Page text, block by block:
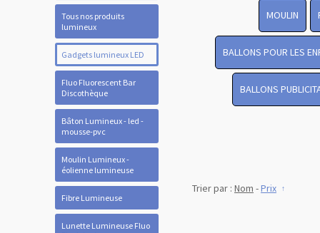
Tous nos produits
lumineux
Gadgets lumineux LED
Fluo Fluorescent Bar
Discothèque
Bâton Lumineux - led -
mousse-pvc
Moulin Lumineux -
éolienne lumineuse
Fibre Lumineuse
Lunette Lumineuse Fluo
MOULIN
BALLONS POUR LES
BALLONS
Trier par : Nom -Prix